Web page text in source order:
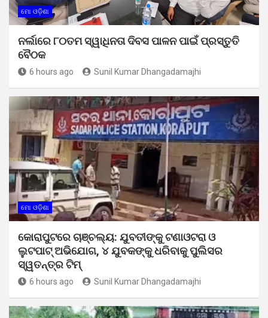
ମୋ ଓଡ଼ିଶା
ନର୍ଲାରେ ୮୦ତମ ସ୍ୱାଧିନତା ଦିବସ ପାଳନ ପାଇଁ ପ୍ରସ୍ତୁତି
ବୈଠକ
6 hours ago Sunil Kumar Dhangadamajhi
ମୋ ଓଡ଼ିଶା
କୋରାପୁଟରେ ଚାଞ୍ଚଲ୍ୟ: ଯୁବତୀଙ୍କୁ ଟଣାଓଟରା ଓ
ଲୁଟପାଟ୍ ଅଭିଯୋଗ, ୪ ଯୁବକଙ୍କୁ ଧରିବାକୁ ପୁଲିସର
ସ୍ୱତନ୍ତ୍ର ଟିମ୍
6 hours ago Sunil Kumar Dhangadamajhi